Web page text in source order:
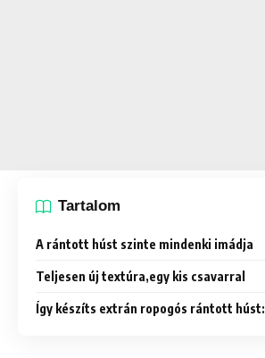
Tartalom
A rántott húst szinte mindenki imádja
Teljesen új textúra,egy kis csavarral
Így készíts extrán ropogós rántott húst: